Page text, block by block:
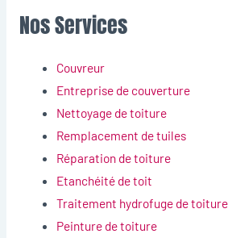
Nos Services
Couvreur
Entreprise de couverture
Nettoyage de toiture
Remplacement de tuiles
Réparation de toiture
Etanchéité de toit
Traitement hydrofuge de toiture
Peinture de toiture